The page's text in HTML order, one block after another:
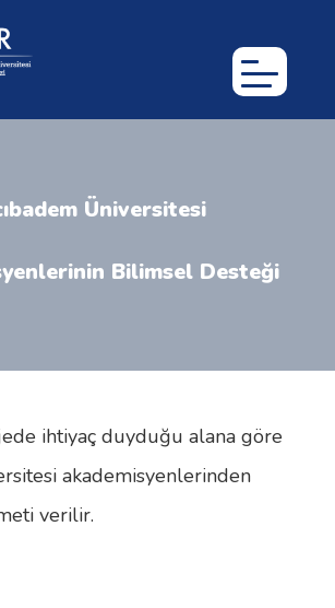
Üniversitesi
Bilimsel Desteği
ihtiyaç duyduğu alana göre
akademisyenlerinden
verilir.